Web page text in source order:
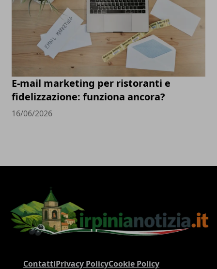
E-mail marketing per ristoranti e
fidelizzazione: funziona ancora?
16/06/2026
ContattiPrivacy PolicyCookie Policy